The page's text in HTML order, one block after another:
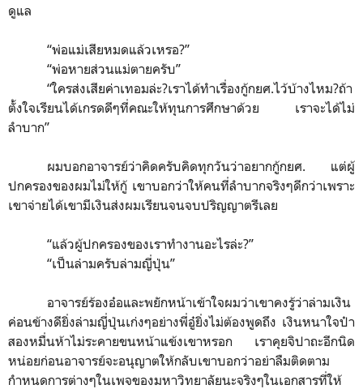
ดูแล
“พ่อแม่เสียหมดแล้วเหรอ?”
“พ่อหายส่วนแม่ตายครับ”
“ใครส่งเสียค่าเทอมล่ะ?เราได้ทำเรื่องกู้กยศ.ไว้บ้างไหม?ถ้า
ตั้งใจเรียนได้เกรดดีๆที่คณะให้ทุนการศึกษาด้วย เราจะได้ไม่
ลำบาก”
ผมบอกอาจารย์ว่าคิดครับคิดทุกวันว่าอยากกู้กยศ. แต่ผู้
ปกครองของผมไม่ให้กู้ เขาบอกว่าให้คนที่ลำบากจริงๆดีกว่าเพราะ
เขาจ่ายได้เขามีเงินส่งผมเรียนจนจบปริญญาตรีเลย
“แล้วผู้ปกครองของเราทำงานอะไรล่ะ?”
“เป็นล่ามครับล่ามญี่ปุ่น”
อาจารย์ร้องอ๋อและพยักหน้าเข้าใจผมว่าเขาคงรู้ว่าล่ามเงิน
ค่อนข้างดียิ่งล่ามญี่ปุ่นเก่งๆอย่างพี่อู๋ยิ่งไม่ต้องพูดถึง เงินหนาใจป๋า
สองหมื่นห้าไม่ระคายขนหน้าแข้งเขาหรอก เราคุยจิปาถะอีกนิด
หน่อยก่อนอาจารย์จะอนุญาตให้กลับเขาบอกว่าอย่าลืมติดตาม
กำหนดการต่างๆในเพจของมหาวิทยาลัยนะจริงๆในเอกสารที่ให้